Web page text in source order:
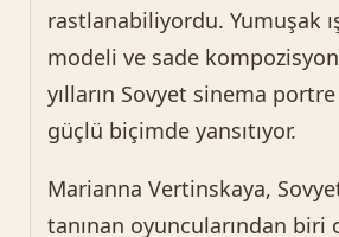
rastlanabiliyordu. Yumuşak
modeli ve sade kompozisyon,
yılların Sovyet sinema
güçlü biçimde yansıtıyor.
Marianna Vertinskaya,
tanınan oyuncularından biri